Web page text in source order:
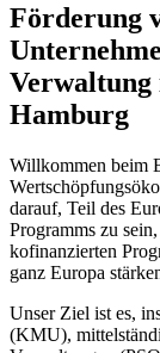
Förderung
Hamburg
Willkommen beim
darauf, Teil des
Programms zu
kofinanzierten
ganz Europa
Unser Ziel ist es,
(KMU),